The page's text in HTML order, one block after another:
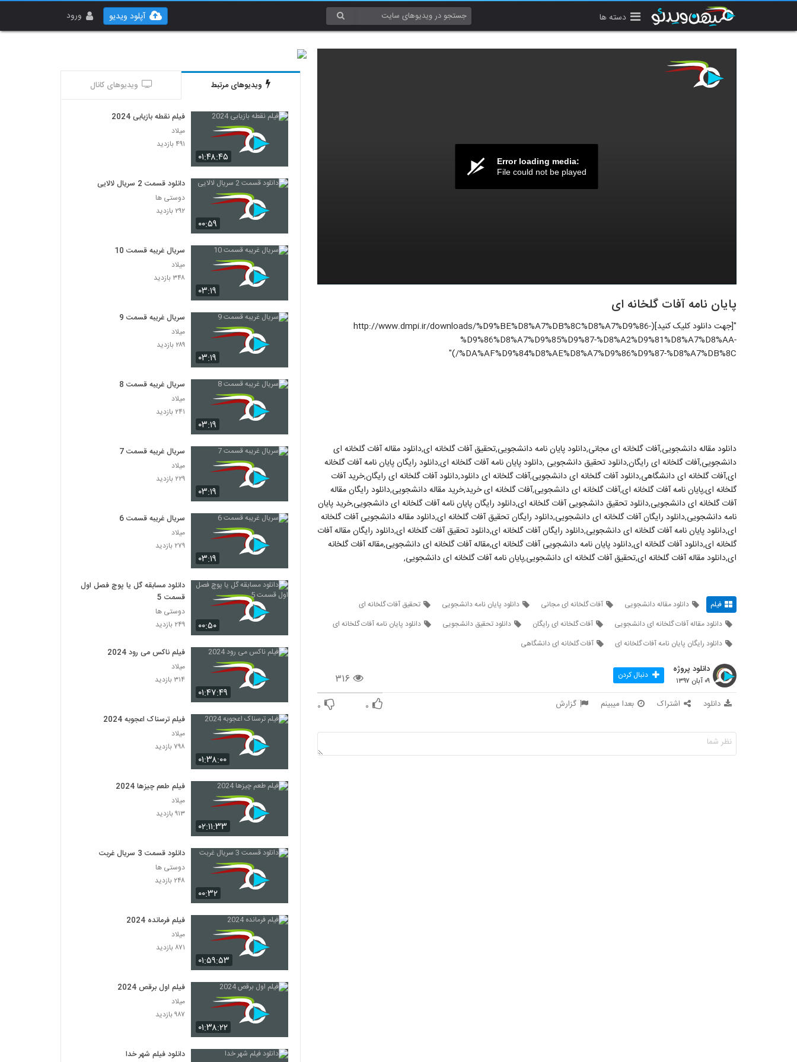
دسته ها ورود آپلود ویدیو
Error loading media:
File could not be played
پایان نامه آفات گلخانه ای
"[جهت دانلود کلیک کنید](http://www.dmpi.ir/downloads/%D9%BE%D8%A7%DB%8C%D8%A7%D9%86-
%D9%86%D8%A7%D9%85%D9%87-%D8%A2%D9%81%D8%A7%D8%AA-
%DA%AF%D9%84%D8%AE%D8%A7%D9%86%D9%87-%D8%A7%DB%8C/)"
دانلود مقاله دانشجویی,آفات گلخانه ای مجانی,دانلود پایان نامه دانشجویی,تحقیق آفات گلخانه ای,دانلود مقاله آفات گلخانه ای
دانشجویی,آفات گلخانه ای رایگان,دانلود تحقیق دانشجویی ,دانلود پایان نامه آفات گلخانه ای,دانلود رایگان پایان نامه آفات گلخانه
ای,آفات گلخانه ای دانشگاهی,دانلود آفات گلخانه ای دانشجویی,آفات گلخانه ای دانلود,دانلود آفات گلخانه ای رایگان,خرید آفات
گلخانه ای,پایان نامه آفات گلخانه ای,آفات گلخانه ای دانشجویی,آفات گلخانه ای خرید,خرید مقاله دانشجویی,دانلود رایگان مقاله
آفات گلخانه ای دانشجویی,دانلود تحقیق دانشجویی آفات گلخانه ای,دانلود رایگان پایان نامه آفات گلخانه ای دانشجویی,خرید پایان
نامه دانشجویی,دانلود رایگان آفات گلخانه ای دانشجویی,دانلود رایگان تحقیق آفات گلخانه ای,دانلود مقاله دانشجویی آفات گلخانه
ای,دانلود پایان نامه آفات گلخانه ای دانشجویی,دانلود رایگان آفات گلخانه ای,دانلود تحقیق آفات گلخانه ای,دانلود رایگان مقاله آفات
گلخانه ای,دانلود آفات گلخانه ای,دانلود پایان نامه دانشجویی آفات گلخانه ای,مقاله آفات گلخانه ای دانشجویی,مقاله آفات گلخانه
ای,دانلود مقاله آفات گلخانه ای,تحقیق آفات گلخانه ای دانشجویی,پایان نامه آفات گلخانه ای دانشجویی,
فیلم دانلود مقاله دانشجویی آفات گلخانه ای مجانی دانلود پایان نامه دانشجویی
تحقیق آفات گلخانه ای
دانلود مقاله آفات گلخانه ای دانشجویی
آفات گلخانه ای رایگان دانلود تحقیق دانشجویی
دانلود پایان نامه آفات گلخانه ای
دانلود رایگان پایان نامه آفات گلخانه ای
آفات گلخانه ای دانشگاهی
۳۱۶
دانلود پروژه
۰۹ آبان ۱۳۹۷ دنبال کردن
دانلود اشتراک بعدا میبینم گزارش ۰ ۰
ویدیوهای مرتبط ویدیوهای کانال
۰۱:۴۸:۴۵
فیلم نقطه بازیابی 2024
میلاد
۴۹۱ بازدید
۰۰:۵۹
دانلود قسمت 2 سریال لالایی
دوستی ها
۲۹۲ بازدید
۰۳:۱۹
سریال غریبه قسمت 10
میلاد
۳۴۸ بازدید
۰۳:۱۹
سریال غریبه قسمت 9
میلاد
۲۸۹ بازدید
۰۳:۱۹
سریال غریبه قسمت 8
میلاد
۲۴۱ بازدید
۰۳:۱۹
سریال غریبه قسمت 7
میلاد
۲۲۹ بازدید
۰۳:۱۹
سریال غریبه قسمت 6
میلاد
۲۷۹ بازدید
۰۰:۵۰
دانلود مسابقه گل یا پوچ فصل اول
قسمت 5
دوستی ها
۲۴۹ بازدید
۰۱:۴۷:۴۹
فیلم ناکس می رود 2024
میلاد
۳۱۴ بازدید
۰۱:۳۸:۰۰
فیلم ترسناک اعجوبه 2024
میلاد
۷۹۸ بازدید
۰۲:۱۱:۳۳
فیلم طعم چیزها 2024
میلاد
۹۱۳ بازدید
۰۰:۳۲
دانلود قسمت 3 سریال غربت
دوستی ها
۲۴۸ بازدید
۰۱:۵۹:۵۳
فیلم فرمانده 2024
میلاد
۸۷۱ بازدید
۰۱:۳۸:۲۲
فیلم اول برقص 2024
میلاد
۹۸۷ بازدید
دانلود فیلم شهر خدا